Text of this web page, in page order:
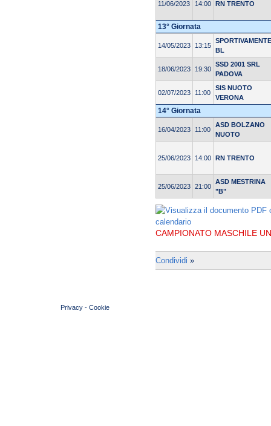
11/06/2023 14:00 RN TRENTO
13° Giornata
14/05/2023 13:15
SPORTIVAMENTE
BL
18/06/2023 19:30
SSD 2001 SRL
PADOVA
02/07/2023 11:00
SIS NUOTO
VERONA
14° Giornata
16/04/2023 11:00
ASD BOLZANO
NUOTO
25/06/2023 14:00 RN TRENTO
25/06/2023 21:00
ASD MESTRINA
"B"
CAMPIONATO MASCHILE
Condividi »
Privacy - Cookie